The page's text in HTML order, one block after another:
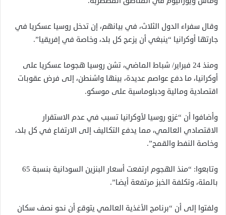
وقال سفراء الدول الثلاث، في بيانهم، إن تدخل روسيا عسكريا في
جارتها أوكرانيا “ينبغي أن يزعج كل بلد، وخاصة في إفريقيا”.
ومنذ 24 فبراير/ شباط الماضي، تشن روسيا هجوما عسكريا على
أوكرانيا، ما دفع عواصم عديدة، بينها واشنطن، إلى فرض عقوبات
اقتصادية ومالية ودبلوماسية على موسكو.
وأضافوا أن “غزو روسيا لأوكرانيا تسبب في عدم الاستقرار
الاقتصادي العالمي، مما يدفع التكاليف إلى الارتفاع في كل بلد،
وخاصة النفط والقمح”.
وتابعوا: “منذ الهجوم ارتفعت أسعار البنزين السودانية بنسبة 65
بالمئة، وتكلفة الخبز مرتفعة أيضا”.
ولفتوا إلى أن “برنامج الأغذية العالمي يتوقع أن نحو نصف سكان